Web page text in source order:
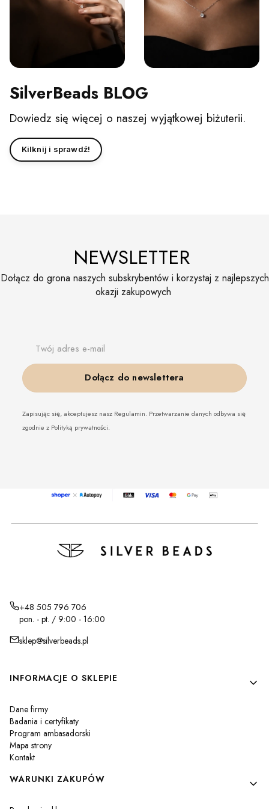
SilverBeads BLOG
Dowiedz się więcej o naszej wyjątkowej biżuterii.
Kilknij i sprawdź!
NEWSLETTER
Dołącz do grona naszych subskrybentów i korzystaj z najlepszych
okazji zakupowych
Twój adres e-mail
Dołącz do newslettera
Zapisując się, akceptujesz nasz Regulamin. Przetwarzanie danych odbywa się
zgodnie z Polityką prywatności.
+48 505 796 706
pon. - pt. / 9:00 - 16:00
sklep@silverbeads.pl
Linki w stopce
INFORMACJE O SKLEPIE
Dane firmy
Badania i certyfikaty
Program ambasadorski
Mapa strony
Kontakt
WARUNKI ZAKUPÓW